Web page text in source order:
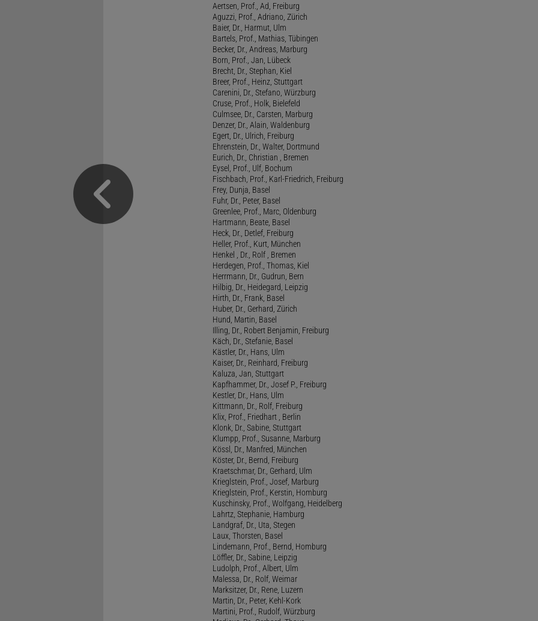
Aertsen, Prof., Ad, Freiburg
Aguzzi, Prof., Adriano, Zürich
Baier, Dr., Harmut, Ulm
Bartels, Prof., Mathias, Tübingen
Becker, Dr., Andreas, Marburg
Born, Prof., Jan, Lübeck
Brecht, Dr., Stephan, Kiel
Breer, Prof., Heinz, Stuttgart
Carenini, Dr., Stefano, Würzburg
Cruse, Prof., Holk, Bielefeld
Culmsee, Dr., Carsten, Marburg
Denzer, Dr., Alain, Waldenburg
Egert, Dr., Ulrich, Freiburg
Ehrenstein, Dr., Walter, Dortmund
Eurich, Dr., Christian , Bremen
Eysel, Prof., Ulf, Bochum
Fischbach, Prof., Karl-Friedrich, Freiburg
Frey, Dunja, Basel
Fuhr, Dr., Peter, Basel
Greenlee, Prof., Marc, Oldenburg
Hartmann, Beate, Basel
Heck, Dr., Detlef, Freiburg
Heller, Prof., Kurt, München
Henkel , Dr., Rolf , Bremen
Herdegen, Prof., Thomas, Kiel
Herrmann, Dr., Gudrun, Bern
Hilbig, Dr., Heidegard, Leipzig
Hirth, Dr., Frank, Basel
Huber, Dr., Gerhard, Zürich
Hund, Martin, Basel
Illing, Dr., Robert Benjamin, Freiburg
Käch, Dr., Stefanie, Basel
Kästler, Dr., Hans, Ulm
Kaiser, Dr., Reinhard, Freiburg
Kaluza, Jan, Stuttgart
Kapfhammer, Dr., Josef P., Freiburg
Kestler, Dr., Hans, Ulm
Kittmann, Dr., Rolf, Freiburg
Klix, Prof., Friedhart , Berlin
Klonk, Dr., Sabine, Stuttgart
Klumpp, Prof., Susanne, Marburg
Kössl, Dr., Manfred, München
Köster, Dr., Bernd, Freiburg
Kraetschmar, Dr., Gerhard, Ulm
Krieglstein, Prof., Josef, Marburg
Krieglstein, Prof., Kerstin, Homburg
Kuschinsky, Prof., Wolfgang, Heidelberg
Lahrtz, Stephanie, Hamburg
Landgraf, Dr., Uta, Stegen
Laux, Thorsten, Basel
Lindemann, Prof., Bernd, Homburg
Löffler, Dr., Sabine, Leipzig
Ludolph, Prof., Albert, Ulm
Malessa, Dr., Rolf, Weimar
Marksitzer, Dr., Rene, Luzern
Martin, Dr., Peter, Kehl-Kork
Martini, Prof., Rudolf, Würzburg